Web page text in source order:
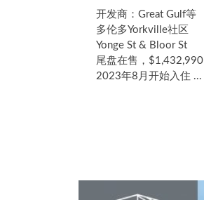
开发商：Great Gulf等
多伦多Yorkville社区
Yonge St & Bloor St
尾盘在售，
2023年8月开始入住 ...